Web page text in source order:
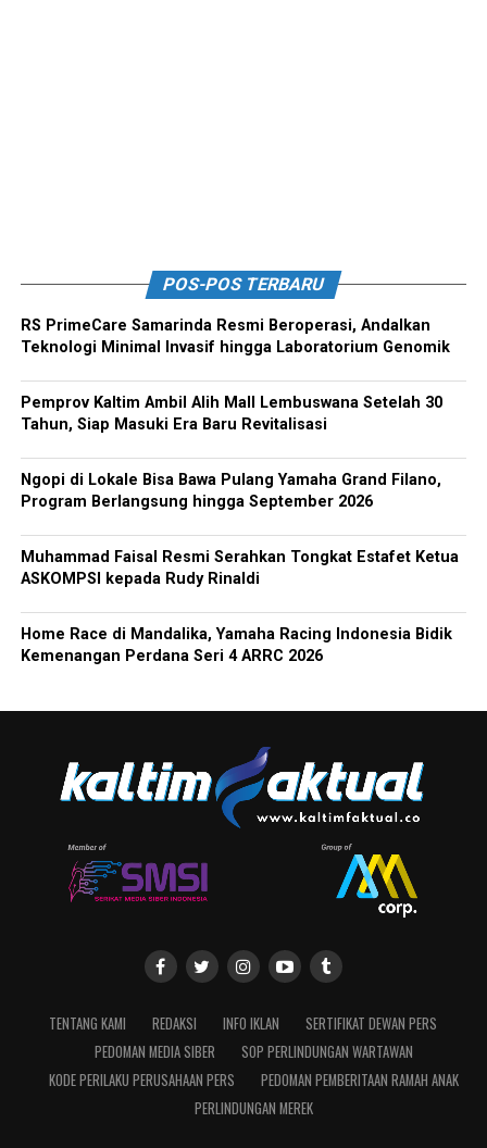
POS-POS TERBARU
RS PrimeCare Samarinda Resmi Beroperasi, Andalkan
Teknologi Minimal Invasif hingga Laboratorium Genomik
Pemprov Kaltim Ambil Alih Mall Lembuswana Setelah 30
Tahun, Siap Masuki Era Baru Revitalisasi
Ngopi di Lokale Bisa Bawa Pulang Yamaha Grand Filano,
Program Berlangsung hingga September 2026
Muhammad Faisal Resmi Serahkan Tongkat Estafet Ketua
ASKOMPSI kepada Rudy Rinaldi
Home Race di Mandalika, Yamaha Racing Indonesia Bidik
Kemenangan Perdana Seri 4 ARRC 2026
TENTANG KAMI REDAKSI INFO IKLAN
SERTIFIKAT DEWAN PERS
PEDOMAN MEDIA SIBER
SOP PERLINDUNGAN WARTAWAN
KODE PERILAKU PERUSAHAAN PERS
PEDOMAN PEMBERITAAN RAMAH ANAK
PERLINDUNGAN MEREK